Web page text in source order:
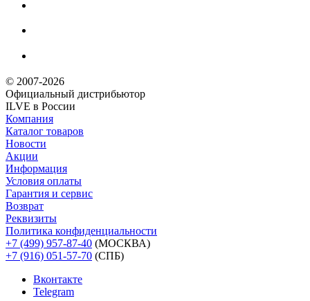
© 2007-2026
Официальный дистрибьютoр
ILVE в России
Компания
Каталог товаров
Новости
Акции
Информация
Условия оплаты
Гарантия и сервис
Возврат
Реквизиты
Политика конфиденциальности
+7 (499) 957-87-40 (МОСКВА)
+7 (916) 051-57-70 (СПБ)
Вконтакте
Telegram